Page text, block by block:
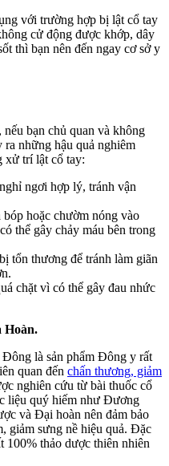
với trường hợp bị lật cổ tay
cử động được khớp, dây
thì bạn nên đến ngay cơ sở y
bạn chủ quan và không
những hậu quả nghiêm
xử trí lật cổ tay:
ngơi hợp lý, tránh vận
hoặc chườm nóng vào
thể gây chảy máu bên trong
tổn thương để tránh làm giãn
chặt vì có thể gây đau nhức
Hoàn.
là sản phẩm Đông y rất
quan đến chấn thương, giảm
nghiên cứu từ bài thuốc cổ
liệu quý hiếm như Đương
và Đại hoàn nên đảm bảo
giảm sưng nề hiệu quả. Đặc
100% thảo dược thiên nhiên